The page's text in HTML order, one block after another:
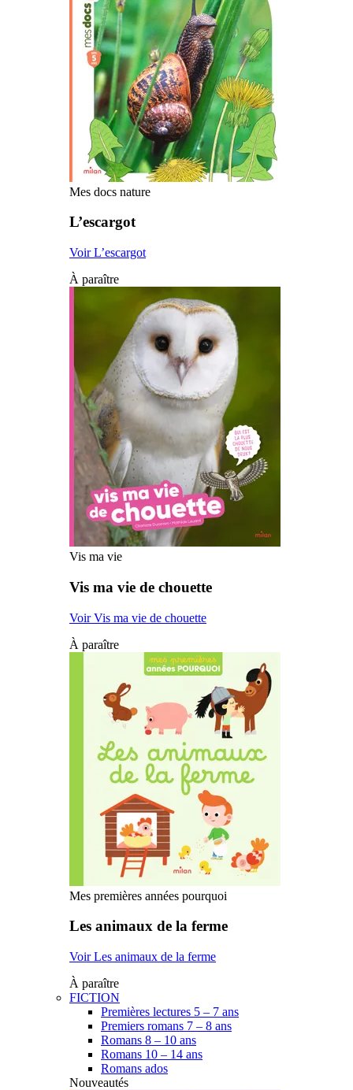
Mes docs nature
L’escargot
Voir L’escargot
À paraître
Vis ma vie
Vis ma vie de chouette
Voir Vis ma vie de chouette
À paraître
Mes premières années pourquoi
Les animaux de la ferme
Voir Les animaux de la ferme
À paraître
FICTION
Premières lectures 5 – 7 ans
Premiers romans 7 – 8 ans
Romans 8 – 10 ans
Romans 10 – 14 ans
Romans ados
Nouveautés